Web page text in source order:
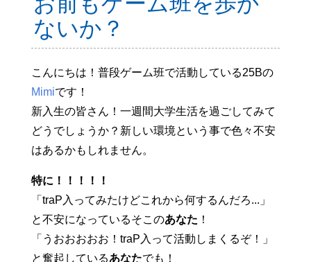
ないか？
こんにちは！普段ゲーム班で活動している25Bの
Mimiです！
新入生の皆さん！一週間大学生活を過ごしてみて
どうでしょうか？新しい環境という事で色々不安
はあるかもしれません。
特に！！！！！
「traP入ってみたけどこれから何するんだろ...」
と不安になっているそこのあなた ！
「うおおおおお！traP入って活動しまくるぞ！」
と奮起しているあなたでも！